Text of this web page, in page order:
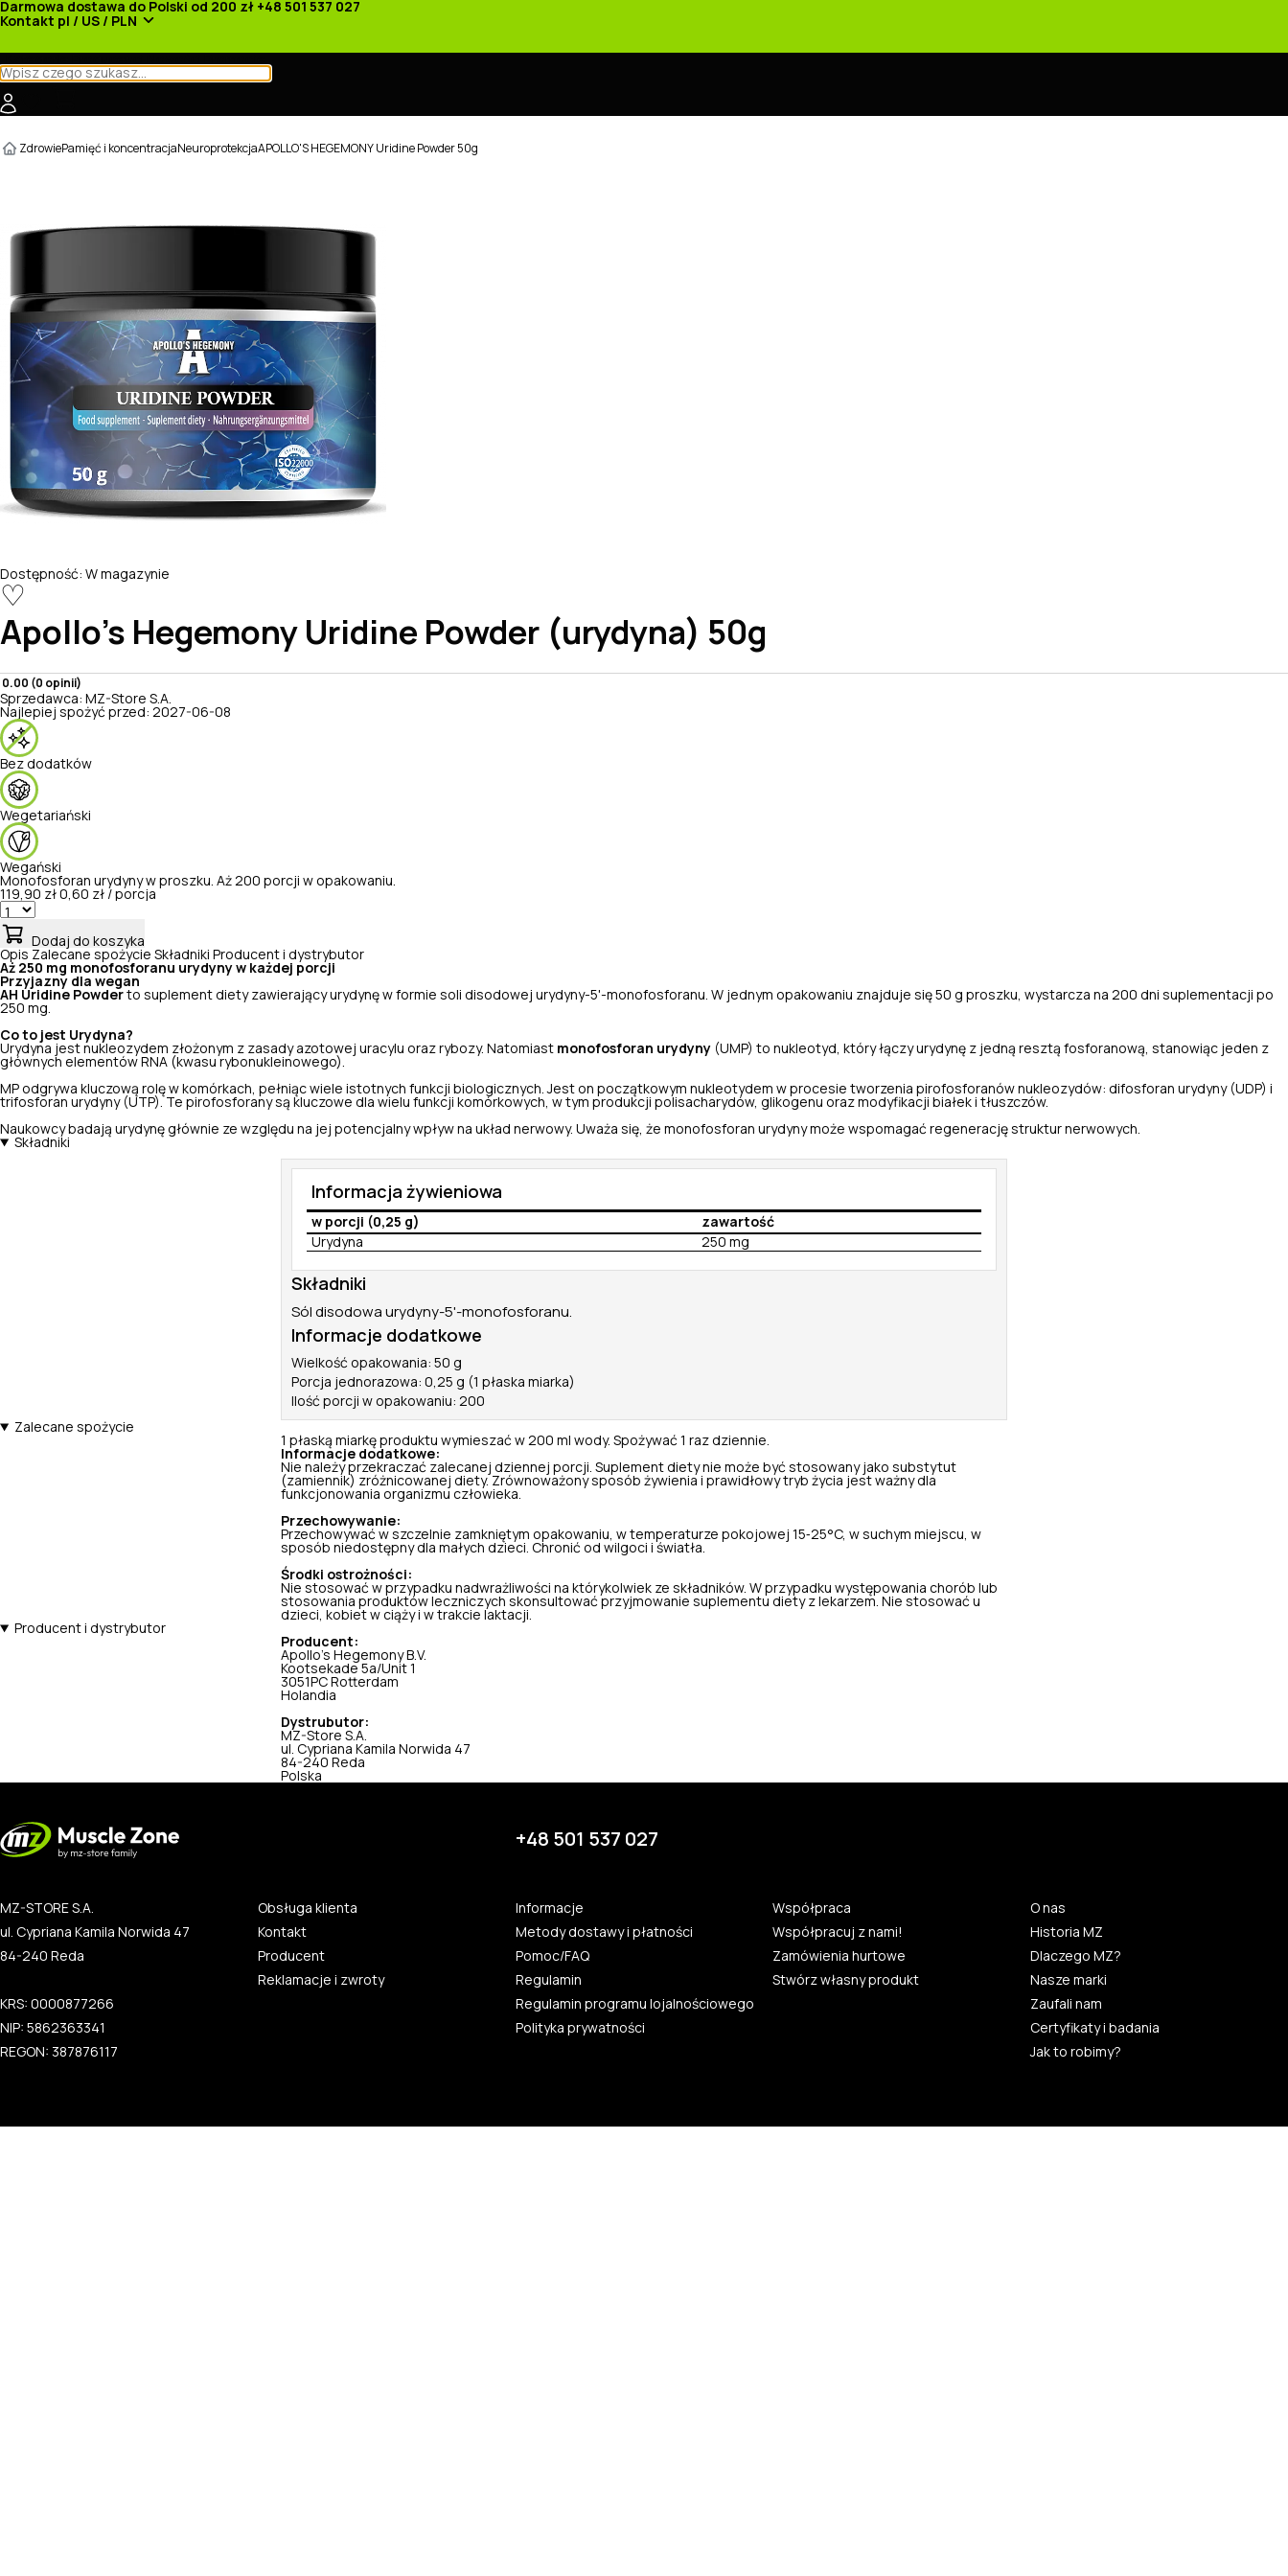
Darmowa dostawa do Polski od 200 zł +48 501 537 027
Kontakt pl / US / PLN
ZdrowiePamięć i koncentracjaNeuroprotekcjaAPOLLO'S HEGEMONY Uridine Powder 50g
Dostępność: W magazynie
♡
Apollo's Hegemony Uridine Powder (urydyna) 50g
0.00 (0 opinii)
Sprzedawca: MZ-Store S.A.
Najlepiej spożyć przed: 2027-06-08
Bez dodatków
Wegetariański
Wegański
Monofosforan urydyny w proszku. Aż 200 porcji w opakowaniu.
119,90 zł 0,60 zł / porcja
Dodaj do koszyka
Opis Zalecane spożycie Składniki Producent i dystrybutor
Aż 250 mg monofosforanu urydyny w każdej porcji
Przyjazny dla wegan
AH Uridine Powder to suplement diety zawierający urydynę w formie soli disodowej urydyny-5'-monofosforanu. W jednym opakowaniu znajduje się 50 g proszku, wystarcza na 200 dni suplementacji po
250 mg.
Co to jest Urydyna?
Urydyna jest nukleozydem złożonym z zasady azotowej uracylu oraz rybozy. Natomiast monofosforan urydyny (UMP) to nukleotyd, który łączy urydynę z jedną resztą fosforanową, stanowiąc jeden z
głównych elementów RNA (kwasu rybonukleinowego).
MP odgrywa kluczową rolę w komórkach, pełniąc wiele istotnych funkcji biologicznych. Jest on początkowym nukleotydem w procesie tworzenia pirofosforanów nukleozydów: difosforan urydyny (UDP) i
trifosforan urydyny (UTP). Te pirofosforany są kluczowe dla wielu funkcji komórkowych, w tym produkcji polisacharydów, glikogenu oraz modyfikacji białek i tłuszczów.
Naukowcy badają urydynę głównie ze względu na jej potencjalny wpływ na układ nerwowy. Uważa się, że monofosforan urydyny może wspomagać regenerację struktur nerwowych.
Składniki
Informacja żywieniowa
w porcji (0,25 g)
zawartość
Urydyna
250 mg
Składniki
Sól disodowa urydyny-5'-monofosforanu.
Informacje dodatkowe
Wielkość opakowania: 50 g
Porcja jednorazowa: 0,25 g (1 płaska miarka)
Ilość porcji w opakowaniu: 200
Zalecane spożycie
1 płaską miarkę produktu wymieszać w 200 ml wody. Spożywać 1 raz dziennie.
Informacje dodatkowe:
Nie należy przekraczać zalecanej dziennej porcji. Suplement diety nie może być stosowany jako substytut
(zamiennik) zróżnicowanej diety. Zrównoważony sposób żywienia i prawidłowy tryb życia jest ważny dla
funkcjonowania organizmu człowieka.
Przechowywanie:
Przechowywać w szczelnie zamkniętym opakowaniu, w temperaturze pokojowej 15‑25°C, w suchym miejscu, w
sposób niedostępny dla małych dzieci. Chronić od wilgoci i światła.
Środki ostrożności:
Nie stosować w przypadku nadwrażliwości na którykolwiek ze składników. W przypadku występowania chorób lub
stosowania produktów leczniczych skonsultować przyjmowanie suplementu diety z lekarzem. Nie stosować u
dzieci, kobiet w ciąży i w trakcie laktacji.
Producent i dystrybutor
Producent:
Apollo's Hegemony B.V.
Kootsekade 5a/Unit 1
3051PC Rotterdam
Holandia
Dystrubutor:
MZ-Store S.A.
ul. Cypriana Kamila Norwida 47
84-240 Reda
Polska
+48 501 537 027
MZ-STORE S.A.
ul. Cypriana Kamila Norwida 47
84-240 Reda
KRS: 0000877266
NIP: 5862363341
REGON: 387876117
Obsługa klienta
Kontakt
Producent
Reklamacje i zwroty
Informacje
Metody dostawy i płatności
Pomoc/FAQ
Regulamin
Regulamin programu lojalnościowego
Polityka prywatności
Współpraca
Współpracuj z nami!
Zamówienia hurtowe
Stwórz własny produkt
O nas
Historia MZ
Dlaczego MZ?
Nasze marki
Zaufali nam
Certyfikaty i badania
Jak to robimy?